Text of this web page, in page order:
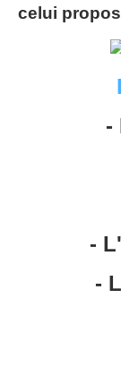
celui
-
-
-